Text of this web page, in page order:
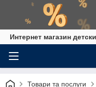
Интернет магазин
Товари та послуги